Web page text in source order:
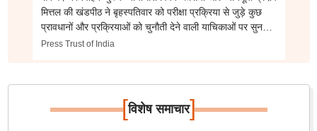
मित्तल की खंडपीठ ने बृहस्पतिवार को परीक्षा प्रक्रिया से जुड़े कुछ
प्रावधानों और प्रक्रियाओं को चुनौती देने वाली याचिकाओं पर सुनवाई
करते हुए यह आदेश पारित किया।
Press Trust of India
[विशेष समाचार]